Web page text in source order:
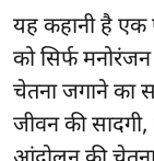
यह कहानी है
को सिर्फ
चेतना जगाने का
जीवन की सादगी,